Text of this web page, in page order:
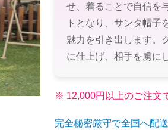
せ、着ることで自信を
トとなり、サンタ帽子
魅力を引き出します。
に仕上げ、相手を虜に
※ 12,000円以上のご注文
完全秘密厳守で全国へ配送